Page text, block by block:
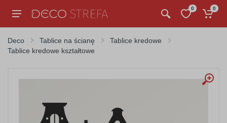
0 0
Deco Tablice na ścianę
Tablice kredowe
Tablice kredowe kształtowe